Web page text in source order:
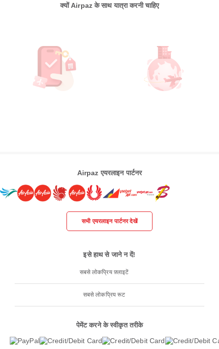
क्यों Airpaz के साथ यात्रा करनी चाहिए
Airpaz एयरलाइन पार्टनर
सभी एयरलाइन पार्टनर देखें
इसे हाथ से जाने न दें!
सबसे लोकप्रिय फ़्लाइटें
सबसे लोकप्रिय रूट
पेमेंट करने के स्वीकृत तरीके